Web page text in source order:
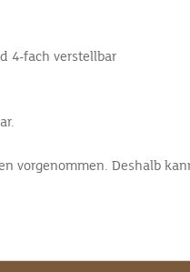
4-fach verstellbar
vorgenommen. Deshalb